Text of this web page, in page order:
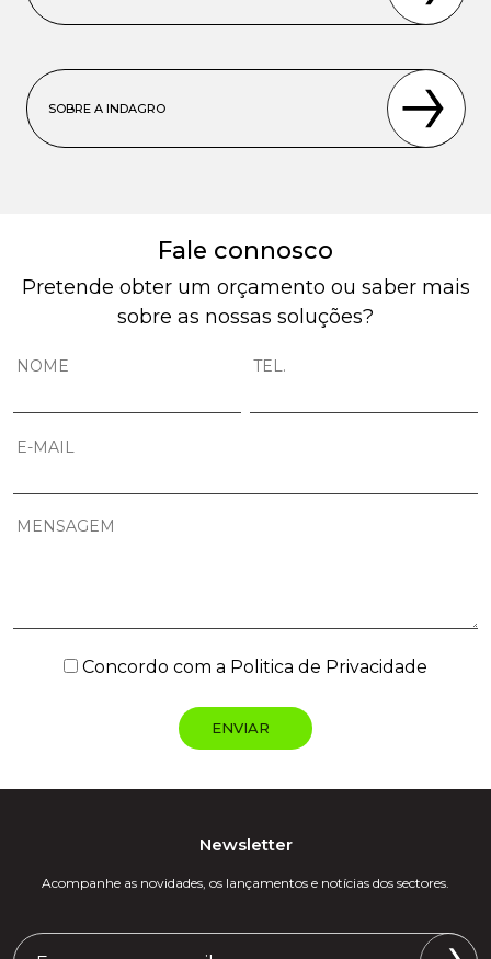
SOBRE A INDAGRO
Fale connosco
Pretende obter um orçamento ou saber mais
sobre as nossas soluções?
Concordo com a Politica de Privacidade
Newsletter
Acompanhe as novidades, os lançamentos e notícias dos sectores.